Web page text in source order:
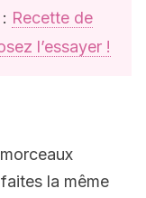
Recette de
l’essayer !
la même